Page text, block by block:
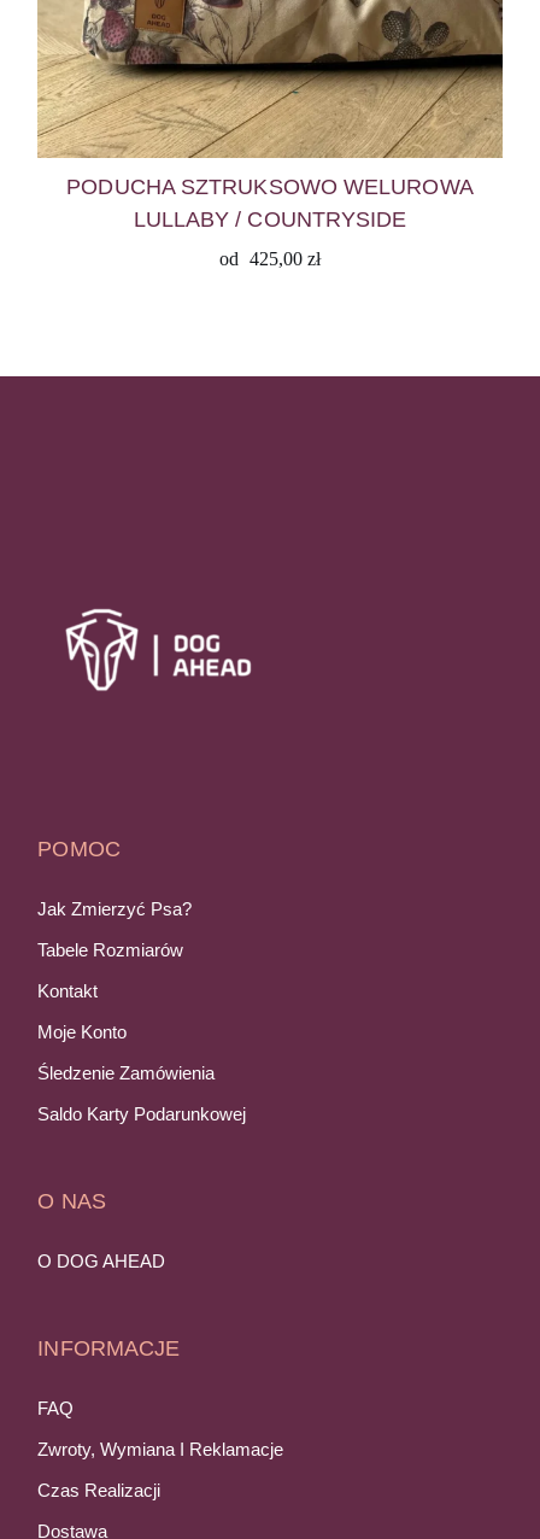
PODUCHA SZTRUKSOWO WELUROWA
LULLABY / COUNTRYSIDE
od 425,00 zł
POMOC
Jak Zmierzyć Psa?
Tabele Rozmiarów
Kontakt
Moje Konto
Śledzenie Zamówienia
Saldo Karty Podarunkowej
O NAS
O DOG AHEAD
INFORMACJE
FAQ
Zwroty, Wymiana I Reklamacje
Czas Realizacji
Dostawa